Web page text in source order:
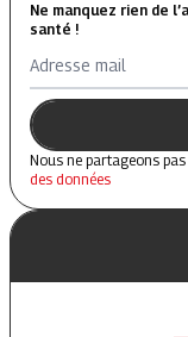
Ne manquez rien de
santé !
Adresse mail
Nous ne partageons
des données